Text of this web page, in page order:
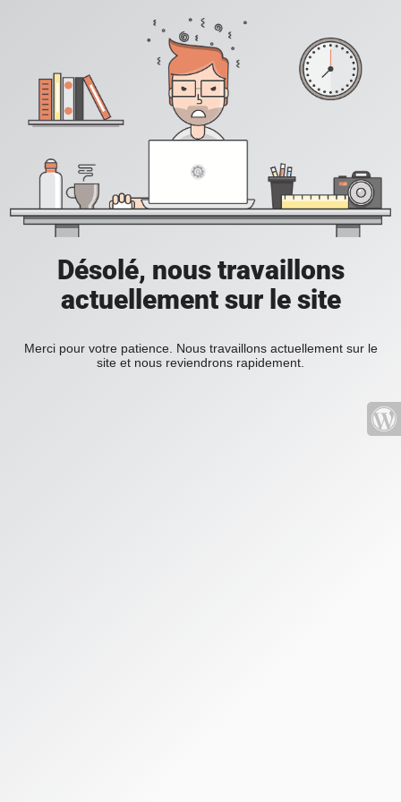
Désolé, nous travaillons
actuellement sur le site
Merci pour votre patience. Nous travaillons actuellement sur le
site et nous reviendrons rapidement.